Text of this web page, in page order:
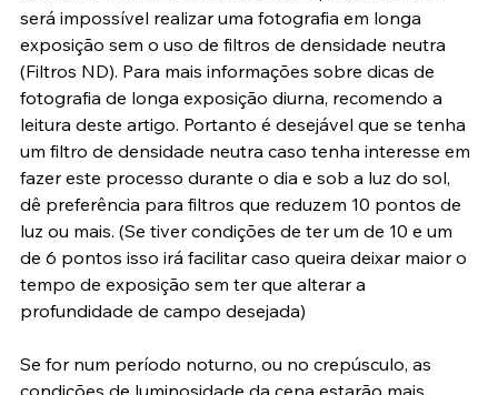
Se estiver um dia ensolarado, muito provavelmente
será impossível realizar uma fotografia em longa
exposição sem o uso de filtros de densidade neutra
(Filtros ND). Para mais informações sobre dicas de
fotografia de longa exposição diurna, recomendo a
leitura deste artigo. Portanto é desejável que se tenha
um filtro de densidade neutra caso tenha interesse em
fazer este processo durante o dia e sob a luz do sol,
dê preferência para filtros que reduzem 10 pontos de
luz ou mais. (Se tiver condições de ter um de 10 e um
de 6 pontos isso irá facilitar caso queira deixar maior o
tempo de exposição sem ter que alterar a
profundidade de campo desejada)